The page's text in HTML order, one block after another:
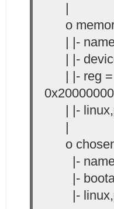
|
o
| |- name
| |-
| |- reg =
| |-
|
o
|- name
|-
|-